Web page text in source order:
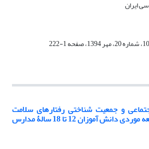
و جمعیت‏ شناختی رفتارهای سلامت‏
جویانۀ نوجوانان (مطالعه موردی دانش‏ آموزان 12 تا 18 سالۀ مدارس